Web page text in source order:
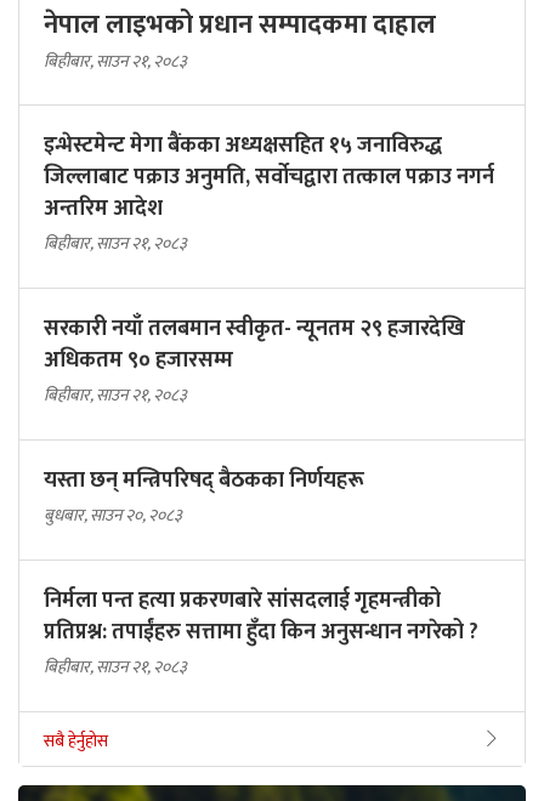
नेपाल लाइभको प्रधान सम्पादकमा दाहाल
बिहीबार, साउन २१, २०८३
इन्भेस्टमेन्ट मेगा बैंकका अध्यक्षसहित १५ जनाविरुद्ध
जिल्लाबाट पक्राउ अनुमति, सर्वोचद्वारा तत्काल पक्राउ नगर्न
अन्तरिम आदेश
बिहीबार, साउन २१, २०८३
सरकारी नयाँ तलबमान स्वीकृत- न्यूनतम २९ हजारदेखि
अधिकतम ९० हजारसम्म
बिहीबार, साउन २१, २०८३
यस्ता छन् मन्त्रिपरिषद् बैठकका निर्णयहरू
बुधबार, साउन २०, २०८३
निर्मला पन्त हत्या प्रकरणबारे सांसदलाई गृहमन्त्रीको
प्रतिप्रश्न: तपाईंहरु सत्तामा हुँदा किन अनुसन्धान नगरेको ?
बिहीबार, साउन २१, २०८३
सबै हेर्नुहोस